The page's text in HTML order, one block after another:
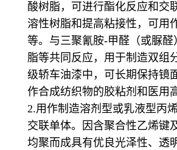
酸树脂，可进行酯化反应和交
溶性树脂和提高粘接性，可用
等。与三聚氰胺-甲醛（或脲
脂等共同反应，用于制造双组
级轿车油漆中，可长期保持镜
作合成纺织物的胶粘剂和医用
2.用作制造溶剂型或乳液型丙
交联单体。因含聚合性乙烯键
均聚而成具有优良光泽性、透